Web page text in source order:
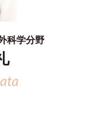
科学分野